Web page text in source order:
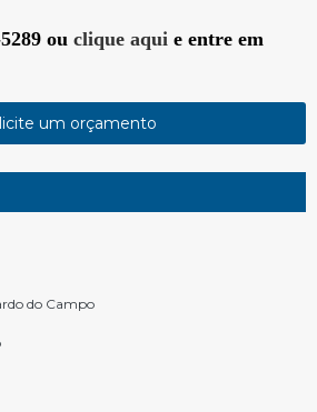
ou clique aqui e entre em
um orçamento
do Campo